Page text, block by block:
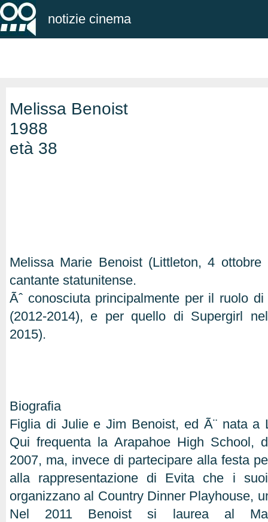
notizie cinema
Melissa Benoist
1988
età 38
Melissa Marie Benoist (Littleton, 4 ottobre
cantante statunitense.
Ãˆ conosciuta principalmente per il ruolo
(2012-2014), e per quello di Supergirl
2015).
Biografia
Figlia di Julie e Jim Benoist, ed Ã¨ nata a
Qui frequenta la Arapahoe High School,
2007, ma, invece di partecipare alla festa
alla rappresentazione di Evita che i
organizzano al Country Dinner Playhouse,
Nel 2011 Benoist si laurea al